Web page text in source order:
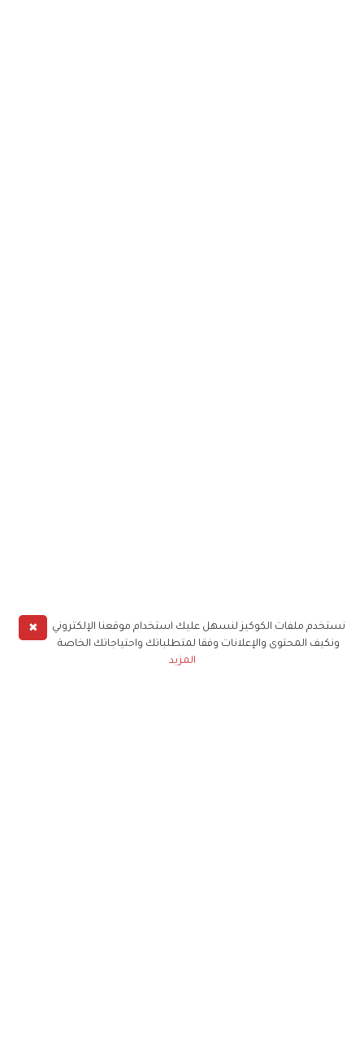
✖
نستخدم ملفات الكوكيز لنسهل عليك استخدام موقعنا الإلكتروني
ونكيف المحتوى والإعلانات وفقا لمتطلباتك واحتياجاتك الخاصة
المزيد